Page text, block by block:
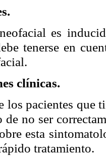
es
tenerse en
clínicas.
los pacientes que
de no ser
esta
tratamiento.